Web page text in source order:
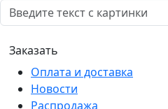
Оплата и доставка
Новости
Распродажа